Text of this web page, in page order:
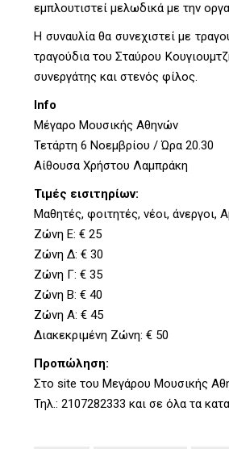
εμπλουτιστεί μελωδικά με την
Η συναυλία θα συνεχιστεί με
τραγούδια του Σταύρου
συνεργάτης και στενός φίλος.
Info
Μέγαρο Μουσικής Αθηνών
Τετάρτη 6 Νοεμβρίου / Ώρα 20.30
Αίθουσα Χρήστου Λαμπράκη
Τιμές εισιτηρίων:
Μαθητές, φοιτητές, νέοι, άνεργοι,
Ζώνη Ε: € 25
Ζώνη Δ: € 30
Ζώνη Γ: € 35
Ζώνη Β: € 40
Ζώνη Α: € 45
Διακεκριμένη Ζώνη: € 50
Προπώληση:
Στο site του Μεγάρου Μουσικής
Τηλ.: 2107282333 και σε όλα τα